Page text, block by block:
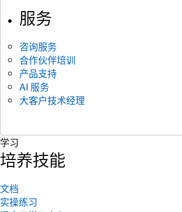
服务
咨询服务
合作伙伴培训
产品支持
AI 服务
大客户技术经理
学习
培养技能
文档
实操练习